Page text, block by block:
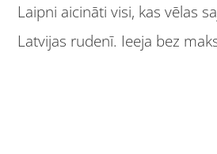
Laipni aicināti visi, kas vēlas
Latvijas rudenī. Ieeja bez